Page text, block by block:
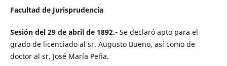
Facultad de Jurisprudencia
Sesión del 29 de abril de 1892.- Se declaró apto para el
grado de licenciado al sr. Augusto Bueno, así como de
doctor al sr. José María Peña.